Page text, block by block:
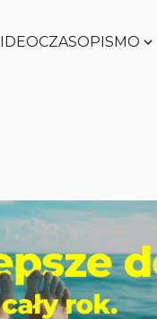
CZASOPISMO
Zobacz